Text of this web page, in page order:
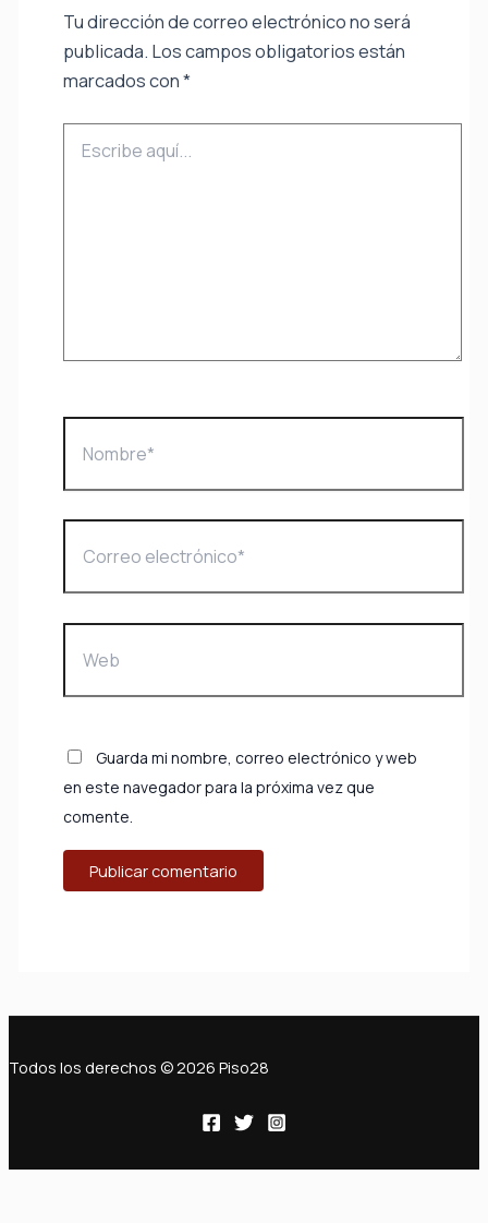
Tu dirección de correo electrónico no será
publicada. Los campos obligatorios están
marcados con*
aquí...
Nombre*
Correo
electrónico*
Web
Guarda mi nombre, correo electrónico y web
en este navegador para la próxima vez que
comente.
Todos los derechos © 2026 Piso28